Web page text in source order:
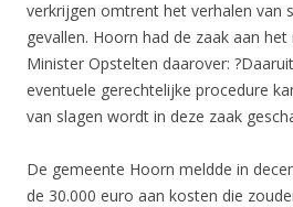
verkrijgen omtrent het verhalen van
gevallen. Hoorn had de zaak aan
Minister Opstelten daarover:
eventuele gerechtelijke procedure
van slagen wordt in deze zaak
De gemeente Hoorn meldde in
de 30.000 euro aan kosten die